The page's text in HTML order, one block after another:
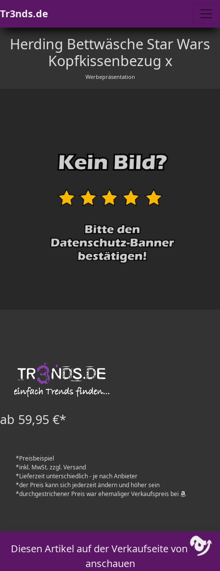
Tr3nds.de
Herding Bettwäsche Star Wars
Kopfkissenbezug x
Werbepräsentation
ab 59,95 €*
*Preisbeispiel
*inkl. MwSt. zzgl. Versand
*Lieferzeit unterschiedlich - je nach Anbieter
*der Preis kann sich jederzeit ändern und höher sein
*durchgestrichener Preis war ehemaliger Verkaufspreis bei
Diesen Artikel auf der Verkaufseite von
anschauen